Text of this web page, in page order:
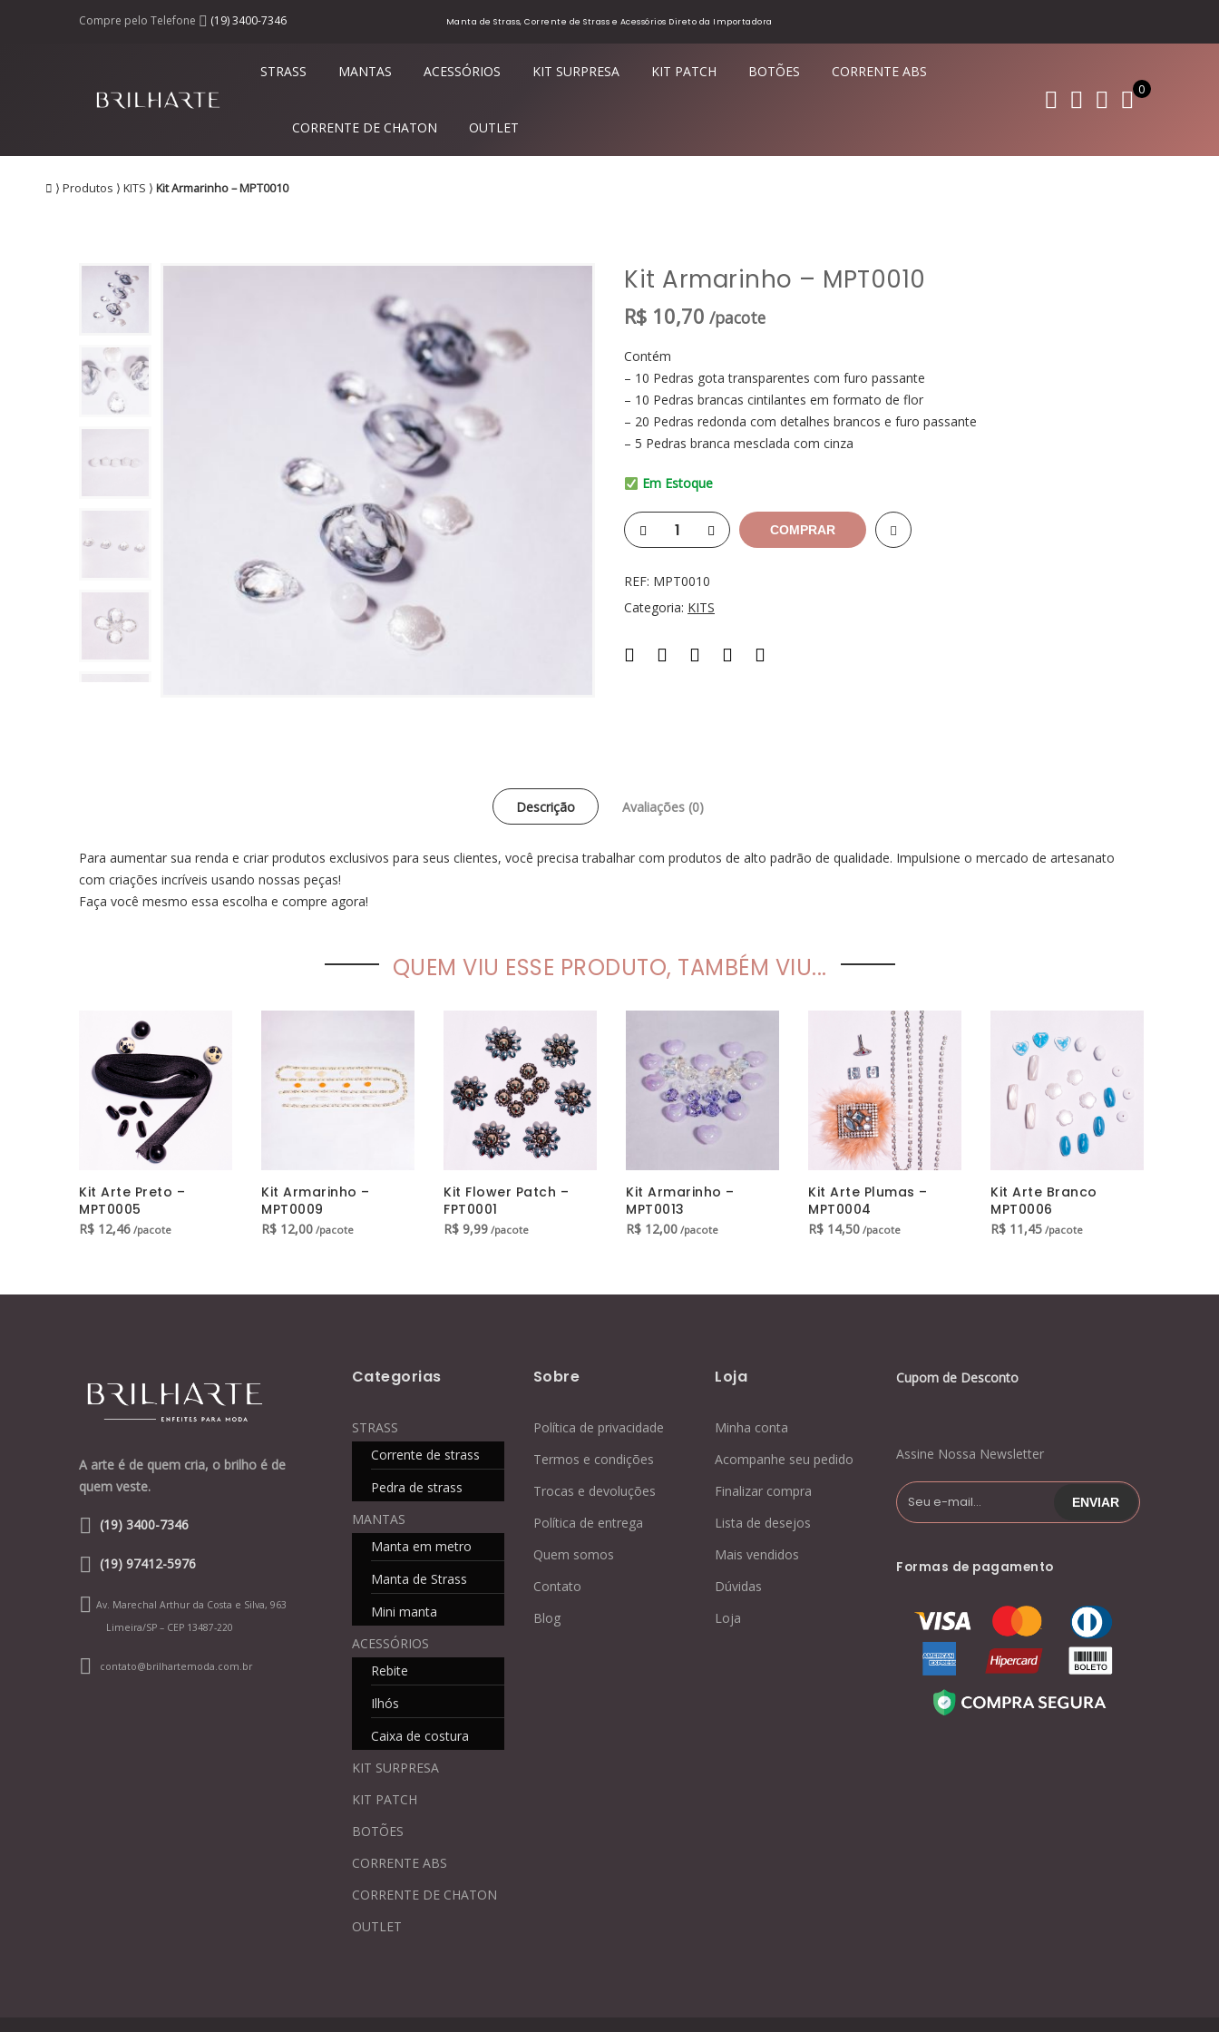
Compre pelo Telefone (19) 3400-7346 Manta de Strass, Corrente de Strass e Acessórios Direto da Importadora
STRASS MANTAS ACESSÓRIOS KIT SURPRESA KIT PATCH BOTÕES CORRENTE ABS
CORRENTE DE CHATON OUTLET
0
⟩ Produtos ⟩ KITS ⟩ Kit Armarinho – MPT0010
Kit Armarinho – MPT0010
R$ 10,70 /pacote
Contém
– 10 Pedras gota transparentes com furo passante
– 10 Pedras brancas cintilantes em formato de flor
– 20 Pedras redonda com detalhes brancos e furo passante
– 5 Pedras branca mesclada com cinza
Em Estoque
COMPRAR
REF: MPT0010
Categoria: KITS
Descrição Avaliações (0)
Para aumentar sua renda e criar produtos exclusivos para seus clientes, você precisa trabalhar com produtos de alto padrão de qualidade. Impulsione o mercado de artesanato
com criações incríveis usando nossas peças!
Faça você mesmo essa escolha e compre agora!
QUEM VIU ESSE PRODUTO, TAMBÉM VIU...
Kit Arte Preto –
MPT0005
R$ 12,46 /pacote
Kit Armarinho –
MPT0009
R$ 12,00 /pacote
Kit Flower Patch –
FPT0001
R$ 9,99 /pacote
Kit Armarinho –
MPT0013
R$ 12,00 /pacote
Kit Arte Plumas –
MPT0004
R$ 14,50 /pacote
Kit Arte Branco
MPT0006
R$ 11,45 /pacote
A arte é de quem cria, o brilho é de
quem veste.
(19) 3400-7346
(19) 97412-5976
Av. Marechal Arthur da Costa e Silva, 963
Limeira/SP – CEP 13487-220
contato@brilhartemoda.com.br
Categorias
STRASS
Corrente de strass
Pedra de strass
MANTAS
Manta em metro
Manta de Strass
Mini manta
ACESSÓRIOS
Rebite
Ilhós
Caixa de costura
KIT SURPRESA
KIT PATCH
BOTÕES
CORRENTE ABS
CORRENTE DE CHATON
OUTLET
Sobre
Política de privacidade
Termos e condições
Trocas e devoluções
Política de entrega
Quem somos
Contato
Blog
Loja
Minha conta
Acompanhe seu pedido
Finalizar compra
Lista de desejos
Mais vendidos
Dúvidas
Loja
Cupom de Desconto
Assine Nossa Newsletter
Formas de pagamento